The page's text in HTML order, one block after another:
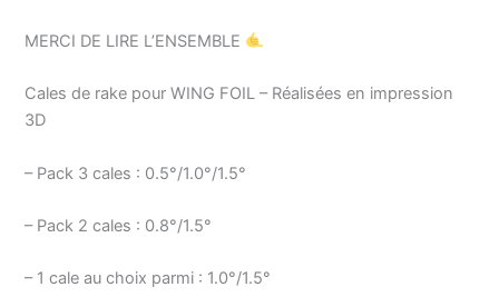
MERCI DE LIRE L’ENSEMBLE
Cales de rake pour WING FOIL – Réalisées en impression
3D
– Pack 3 cales : 0.5°/1.0°/1.5°
– Pack 2 cales : 0.8°/1.5°
– 1 cale au choix parmi : 1.0°/1.5°